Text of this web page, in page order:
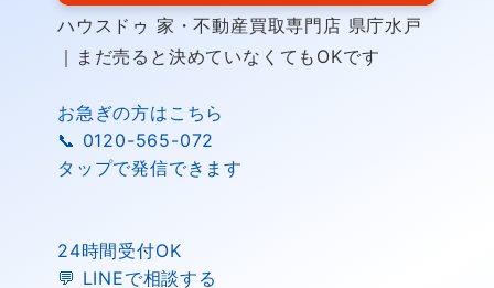
ハウスドゥ 家・不動産買取専門店 県庁水戸
｜まだ売ると決めていなくてもOKです
お急ぎの方はこちら
📞 0120-565-072
タップで発信できます
24時間受付OK
💬 LINEで相談する